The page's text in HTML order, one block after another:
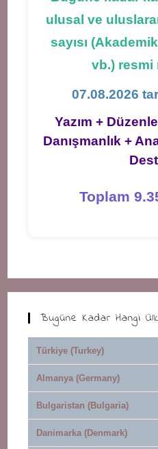
ulusal ve
sayısı
vb.) resmi
07.08.2026
Yazım +
Danışmanlık +
Toplam
Bugüne Kadar Hangi
Türkiye (Turkey)
Almanya (Germany)
Bulgaristan (Bulgaria)
Danimarka (Denmark)